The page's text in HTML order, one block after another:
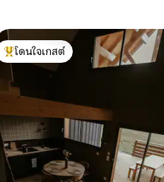
โดนใจเกสต์ที่สุด
โดนใจเกสต์